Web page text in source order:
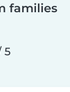
families
5